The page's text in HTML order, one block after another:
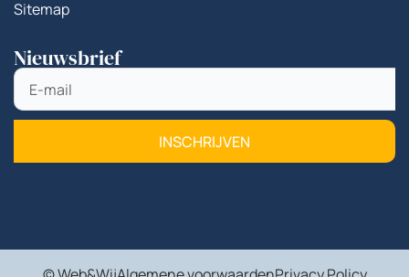
Sitemap
Nieuwsbrief
INSCHRIJVEN